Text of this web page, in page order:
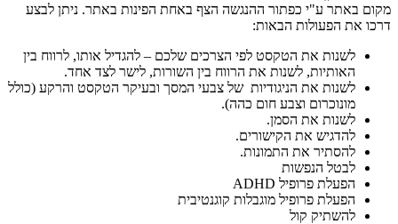
מקום באתר ע"י כפתור ההנגשה הצף באחת הפינות באתר. ניתן לבצע
דרכו את הפעולות הבאות:
לשנות את הטקסט לפי הצרכים שלכם – להגדיל אותו, לרווח בין
האותיות, לשנות את הרווח בין השורות, לישר לצד אחד.
לשנות את הניגודיות של צבעי המסך ובעיקר הטקסט והרקע (כולל
מונוכרום וצבע חום כהה).
לשנות את הסמן.
להדגיש את הקישורים.
להסתיר את התמונות.
לבטל הנפשות
הפעלת פרופיל ADHD
הפעלת פרופיל מוגבלות קוגנטיבית
להשתיק קול